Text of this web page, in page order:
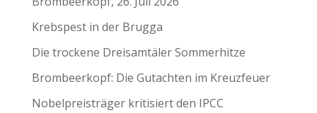
Krebspest in der Brugga
Die trockene Dreisamtäler Sommerhitze
Brombeerkopf: Die Gutachten im Kreuzfeuer
Nobelpreisträger kritisiert den IPCC